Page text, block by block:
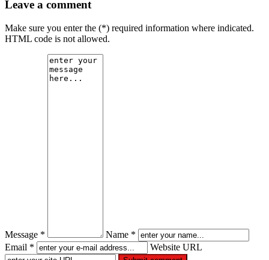
Leave a comment
Make sure you enter the (*) required information where indicated.
HTML code is not allowed.
Message *
Name *
Email *
Website URL